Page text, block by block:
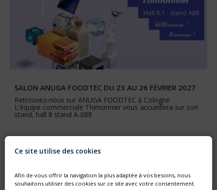
SALON ANUGA FOODTEC DU 23 AU 26 FÉVRIER 2027
Retrouvez-nous sur ANUGA FOODTEC à Cologne
L'équipe commerciale Thimonnier vous accueillera sur son
stand, hall 8 stand A-088
Ce site utilise des cookies
Afin de vous offrir la navigation la plus adaptée à vos besoins, nous
souhaitons utiliser des cookies sur ce site avec votre consentement.